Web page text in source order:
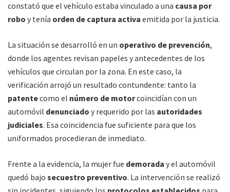
constató que el vehículo estaba vinculado a una causa por
robo y tenía orden de captura activa emitida por la justicia.
La situación se desarrolló en un operativo de prevención,
donde los agentes revisan papeles y antecedentes de los
vehículos que circulan por la zona. En este caso, la
verificación arrojó un resultado contundente: tanto la
patentecomo el número de motorcoincidían con un
automóvil denunciado y requerido por las autoridades
judiciales. Esa coincidencia fue suficiente para que los
uniformados procedieran de inmediato.
Frente a la evidencia, la mujer fue demorada y el automóvil
quedó bajo secuestro preventivo. La intervención se realizó